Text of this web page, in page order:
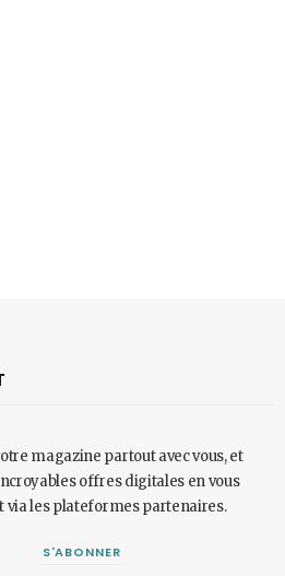
magazine partout avec vous, et
offres digitales en vous
via les plateformes partenaires.
S'ABONNER